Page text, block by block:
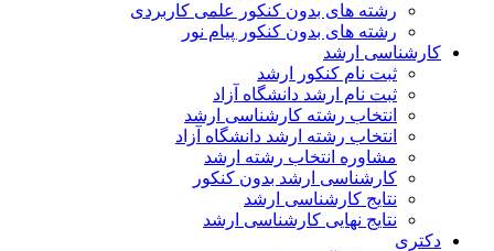
رشته های بدون کنکور علمی کاربردی
رشته های بدون کنکور پیام نور
کارشناسی ارشد
ثبت نام کنکور ارشد
ثبت نام ارشد دانشگاه آزاد
انتخاب رشته کارشناسی ارشد
انتخاب رشته ارشد دانشگاه آزاد
مشاوره انتخاب رشته ارشد
کارشناسی ارشد بدون کنکور
نتایج کارشناسی ارشد
نتایج نهایی کارشناسی ارشد
دکتری